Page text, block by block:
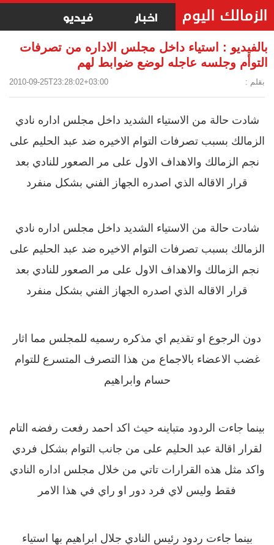
اخبار فيديو
بالفيديو : استياء داخل مجلس الاداره من تصرفات
التوأم وجلسه عاجله لوضع ضوابط لهم
بقلم : 2010-09-25T23:28:02+03:00
شادت حالة من الاستياء الشديد داخل مجلس اداره نادي
الزمالك بسبب تصرفات التوام الاخيره ضد عبد الحليم على
نجم الزمالك والاهداف الاول على مر الصعور للنادي بعد
قرار الاقاله الذي اصدره الجهاز الفني بشكل منفرد
شادت حالة من الاستياء الشديد داخل مجلس اداره نادي
الزمالك بسبب تصرفات التوام الاخيره ضد عبد الحليم على
نجم الزمالك والاهداف الاول على مر الصعور للنادي بعد
قرار الاقاله الذي اصدره الجهاز الفني بشكل منفرد
دون الرجوع او تقديم اي مذكره رسميه للمجلس مما اثار
غضب الاعضاء بالاجماع من هذا التصرف المتسرع للتوام
حسام وابراهيم
بينما جاءت الردود متباينه حيث اكد احمد رفعت رفضه التام
لقرار اقالة عبد الحليم على من جانب التوام بشكل فردي
واكد مثل هذه القرارات تاتي من خلال مجلس اداره النادي
فقط وليس لاي فرد دور او راي في هذا الامر
بينما جاءت ردود رئيس النادي جلال ابراهيم بها استياء